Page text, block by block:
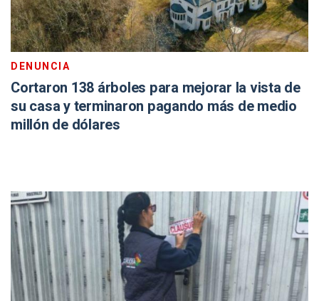
DENUNCIA
Cortaron 138 árboles para mejorar la vista de
su casa y terminaron pagando más de medio
millón de dólares